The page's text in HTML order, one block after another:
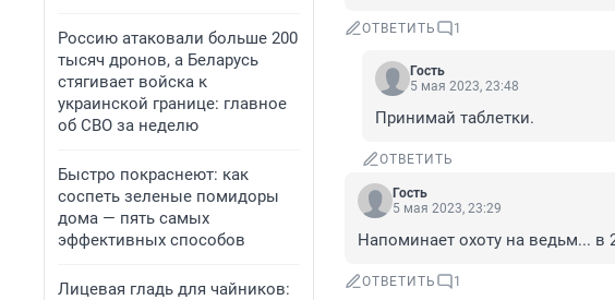
Россию атаковали больше 200
тысяч дронов, а Беларусь
стягивает войска к
украинской границе: главное
об СВО за неделю
Быстро покраснеют: как
соспеть зеленые помидоры
дома — пять самых
эффективных способов
Лицевая гладь для чайников:
ОТВЕТИТЬ 1
Гость
5 мая 2023, 23:48
Принимай таблетки.
ОТВЕТИТЬ
Гость
5 мая 2023, 23:29
Напоминает охоту на ведьм... в
ОТВЕТИТЬ 1